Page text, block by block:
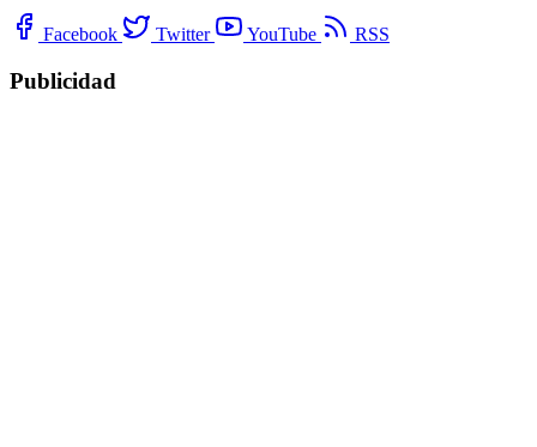
Facebook Twitter YouTube RSS
Publicidad